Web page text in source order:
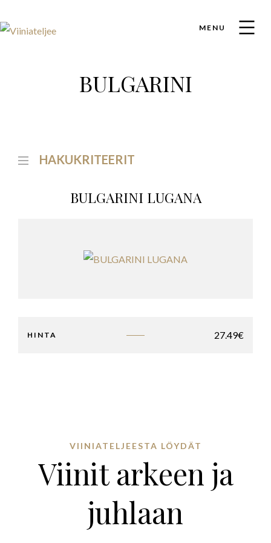
MENU
BULGARINI
HAKUKRITEERIT
BULGARINI LUGANA
HINTA 27.49€
VIINIATELJEESTA LÖYDÄT
Viinit arkeen ja
juhlaan